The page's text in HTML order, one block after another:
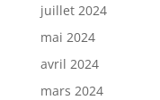
juillet 2024
mai 2024
avril 2024
mars 2024